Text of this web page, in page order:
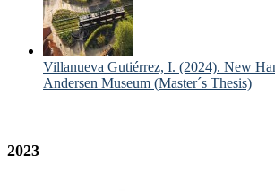
Villanueva Gutiérrez, I. (2024). New
Andersen Museum (Master´s Thesis)
2023